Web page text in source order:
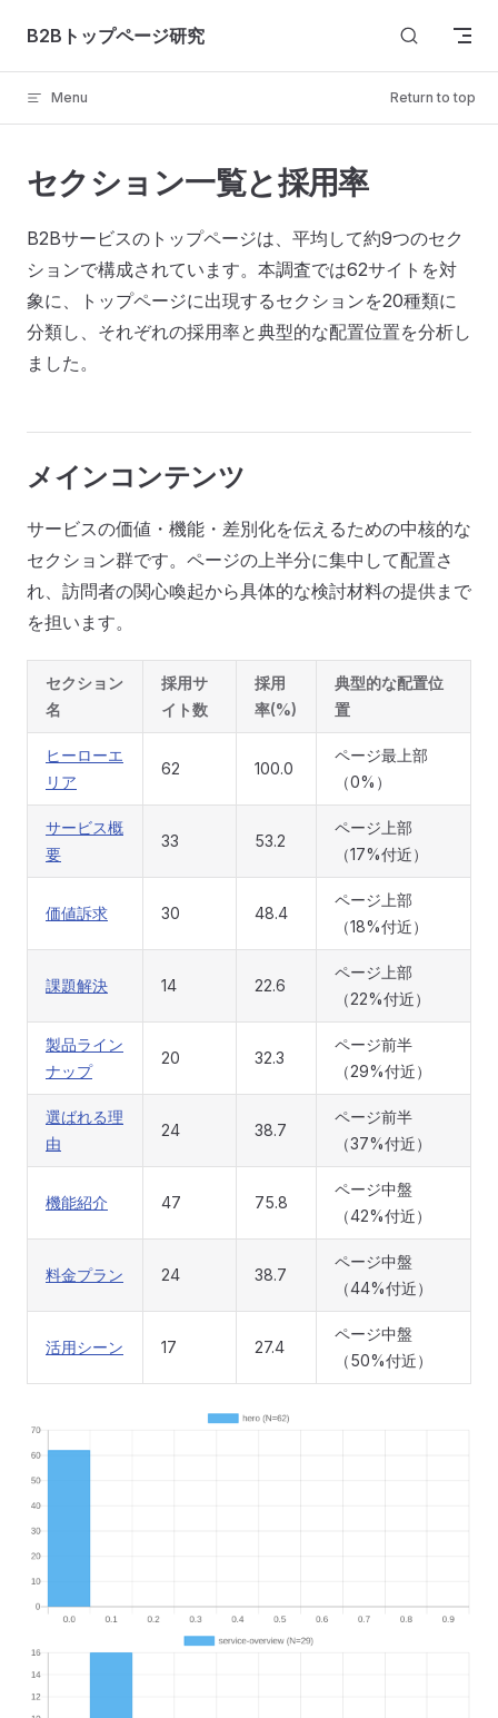
Skip to content
B2Bトップページ研究
Menu Return to top
セクション一覧と採用率
B2Bサービスのトップページは、平均して約9つのセク
ションで構成されています。本調査では62サイトを対
象に、トップページに出現するセクションを20種類に
分類し、それぞれの採用率と典型的な配置位置を分析し
ました。
メインコンテンツ
サービスの価値・機能・差別化を伝えるための中核的な
セクション群です。ページの上半分に集中して配置さ
れ、訪問者の関心喚起から具体的な検討材料の提供まで
を担います。
セクション
名
採用サ
イト数
採用
率(%)
典型的な配置位
置
ヒーローエ
リア
62 100.0
ページ最上部
（0%）
サービス概
要
33 53.2
ページ上部
（17%付近）
価値訴求 30 48.4
ページ上部
（18%付近）
課題解決 14 22.6
ページ上部
（22%付近）
製品ライン
ナップ
20 32.3
ページ前半
（29%付近）
選ばれる理
由
24 38.7
ページ前半
（37%付近）
機能紹介 47 75.8
ページ中盤
（42%付近）
料金プラン 24 38.7
ページ中盤
（44%付近）
活用シーン 17 27.4
ページ中盤
（50%付近）